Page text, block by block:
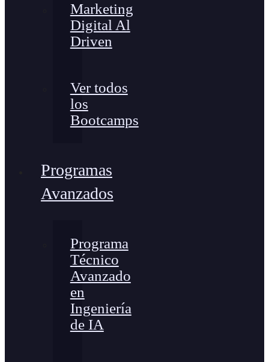
Marketing
Digital Al
Driven
Ver todos
los
Bootcamps
Programas
Avanzados
Programa
Técnico
Avanzado
en
Ingeniería
de IA